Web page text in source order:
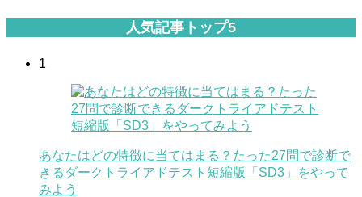
人気記事トップ5
1
あなたはどの特徴に当てはまる？たった27問で診断で
きるダークトライアドテスト短縮版「SD3」をやって
みよう